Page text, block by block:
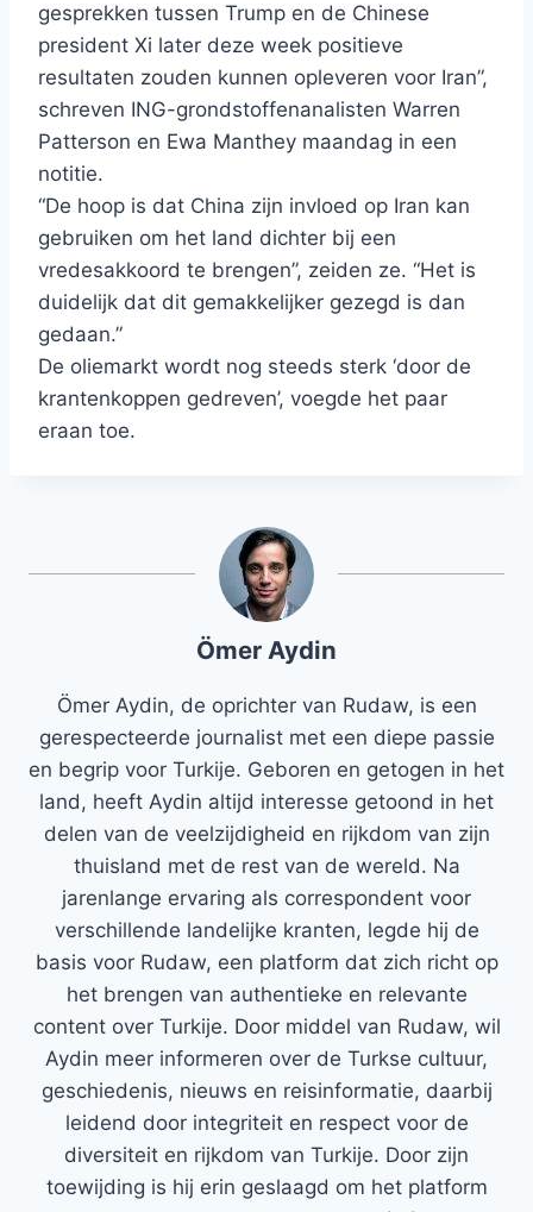
gesprekken tussen Trump en de Chinese
president Xi later deze week positieve
resultaten zouden kunnen opleveren voor Iran”,
schreven ING-grondstoffenanalisten Warren
Patterson en Ewa Manthey maandag in een
notitie.
“De hoop is dat China zijn invloed op Iran kan
gebruiken om het land dichter bij een
vredesakkoord te brengen”, zeiden ze. “Het is
duidelijk dat dit gemakkelijker gezegd is dan
gedaan.”
De oliemarkt wordt nog steeds sterk ‘door de
krantenkoppen gedreven’, voegde het paar
eraan toe.
Ömer Aydin
Ömer Aydin, de oprichter van Rudaw, is een
gerespecteerde journalist met een diepe passie
en begrip voor Turkije. Geboren en getogen in het
land, heeft Aydin altijd interesse getoond in het
delen van de veelzijdigheid en rijkdom van zijn
thuisland met de rest van de wereld. Na
jarenlange ervaring als correspondent voor
verschillende landelijke kranten, legde hij de
basis voor Rudaw, een platform dat zich richt op
het brengen van authentieke en relevante
content over Turkije. Door middel van Rudaw, wil
Aydin meer informeren over de Turkse cultuur,
geschiedenis, nieuws en reisinformatie, daarbij
leidend door integriteit en respect voor de
diversiteit en rijkdom van Turkije. Door zijn
toewijding is hij erin geslaagd om het platform